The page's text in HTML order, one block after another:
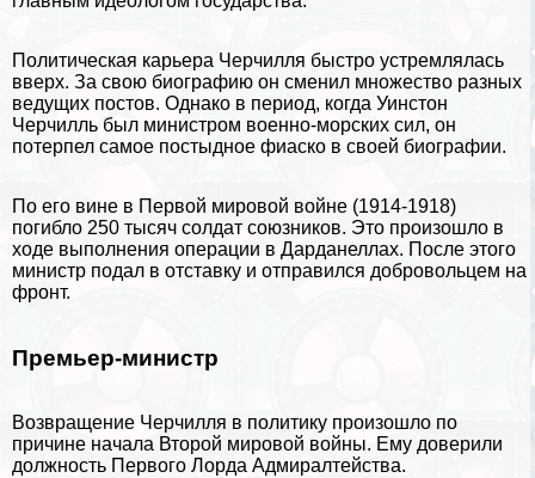
Политическая карьера Черчилля быстро устремлялась
вверх. За свою биографию он сменил множество разных
ведущих постов. Однако в период, когда Уинстон
Черчилль был министром военно-морских сил, он
потерпел самое постыдное фиаско в своей биографии.
По его вине в Первой мировой войне (1914-1918)
погибло 250 тысяч солдат союзников. Это произошло в
ходе выполнения операции в Дарданеллах. После этого
министр подал в отставку и отправился добровольцем на
фронт.
Премьер-министр
Возвращение Черчилля в политику произошло по
причине начала Второй мировой войны. Ему доверили
должность Первого Лорда Адмиралтейства.